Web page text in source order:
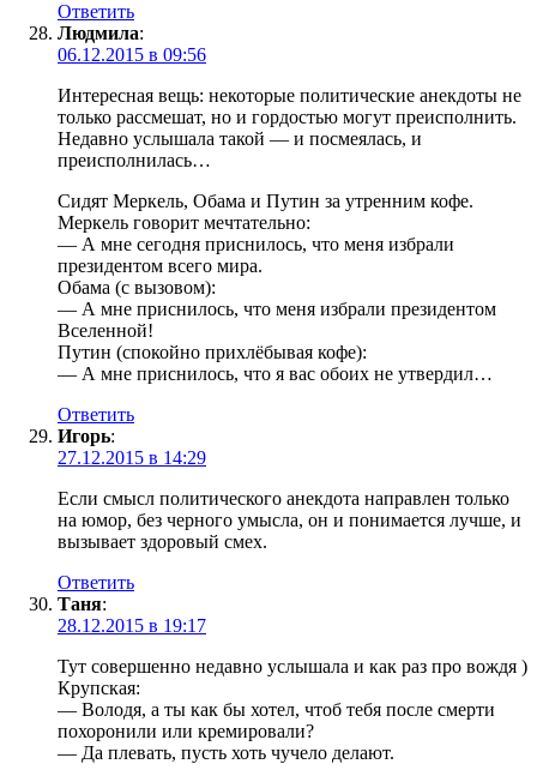
Ответить
Людмила:
06.12.2015 в 09:56
Интересная вещь: некоторые политические анекдоты не
только рассмешат, но и гордостью могут преисполнить.
Недавно услышала такой — и посмеялась, и
преисполнилась…
Сидят Меркель, Обама и Путин за утренним кофе.
Меркель говорит мечтательно:
— А мне сегодня приснилось, что меня избрали
президентом всего мира.
Обама (с вызовом):
— А мне приснилось, что меня избрали президентом
Вселенной!
Путин (спокойно прихлёбывая кофе):
— А мне приснилось, что я вас обоих не утвердил…
Ответить
Игорь:
27.12.2015 в 14:29
Если смысл политического анекдота направлен только
на юмор, без черного умысла, он и понимается лучше, и
вызывает здоровый смех.
Ответить
Таня:
28.12.2015 в 19:17
Тут совершенно недавно услышала и как раз про вождя )
Крупская:
— Володя, а ты как бы хотел, чтоб тебя после смерти
похоронили или кремировали?
— Да плевать, пусть хоть чучело делают.